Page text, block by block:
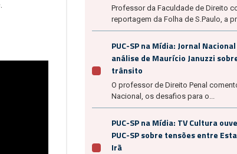
Professor da Faculdade de Direito
reportagem da Folha de S.Paulo, a
PUC-SP na Mídia: Jornal
análise de Maurício Januzzi
trânsito
O professor de Direito Penal
Nacional, os desafios para o...
PUC-SP na Mídia: TV Cultura
PUC-SP sobre tensões entre
Irã